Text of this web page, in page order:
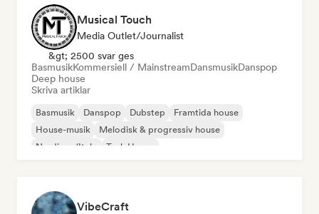
Musical Touch
Media Outlet/Journalist
&gt; 2500 svar ges
BasmusikKommersiell / MainstreamDansmusikDanspop
Deep house
Skriva artiklar
Basmusik Danspop Dubstep
Framtida house
House-musik
Melodisk & progressiv house
Nu-disco/Italo
Tech House
VibeCraft